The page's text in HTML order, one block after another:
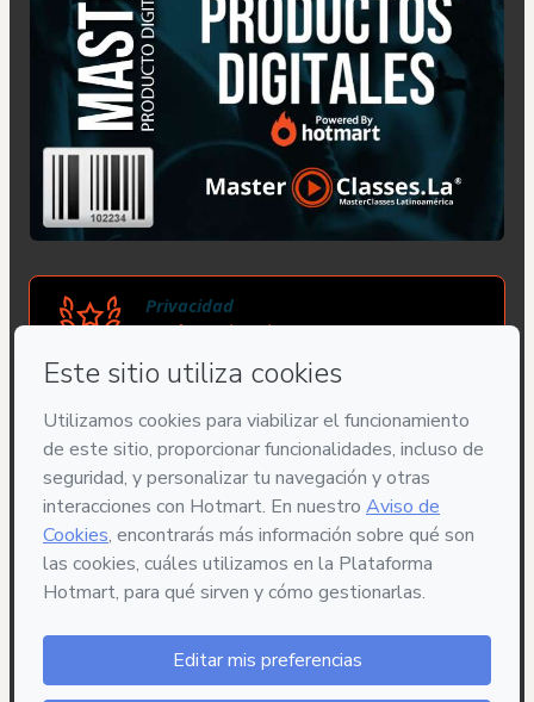
Privacidad
Tu información está 100% segura
Compra segura
Ambiente seguro y autenticado
Entrega por email
Acceso al producto entregado por email
Contenido aprobado
100% revisado y aprobado